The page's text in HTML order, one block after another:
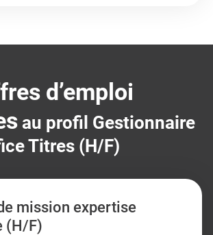
d’emploi
au profil Gestionnaire
Titres (H/F)
mission expertise
(H/F)